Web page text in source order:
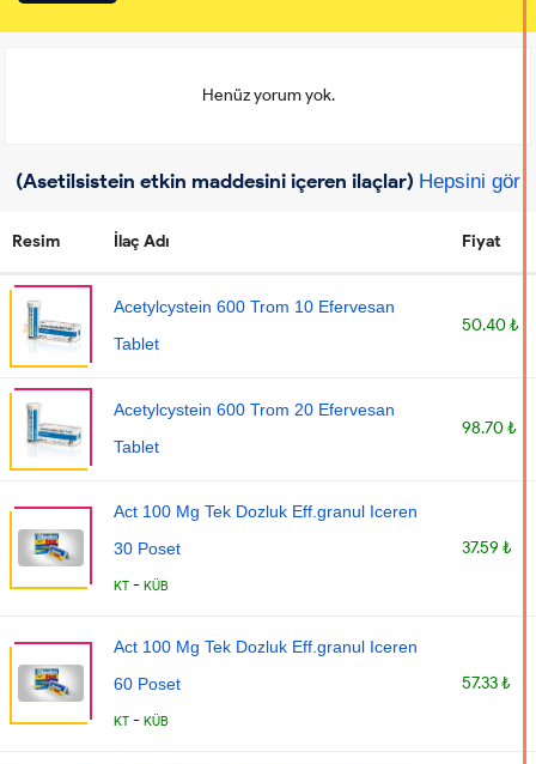
Henüz yorum yok.
(Asetilsistein etkin maddesini içeren ilaçlar) Hepsini gör
Resim İlaç Adı Fiyat
Acetylcystein 600 Trom 10 Efervesan
Tablet
50.40 ₺
Acetylcystein 600 Trom 20 Efervesan
Tablet
98.70 ₺
Act 100 Mg Tek Dozluk Eff.granul Iceren
30 Poset
KT - KÜB
37.59 ₺
Act 100 Mg Tek Dozluk Eff.granul Iceren
60 Poset
KT - KÜB
57.33 ₺